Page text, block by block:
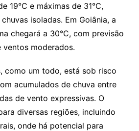
19°C e máximas de 31°C,
isoladas. Em Goiânia, a
chegará a 30°C, com previsão
ventos moderados.
como um todo, está sob risco
acumulados de chuva entre
de vento expressivas. O
diversas regiões, incluindo
onde há potencial para